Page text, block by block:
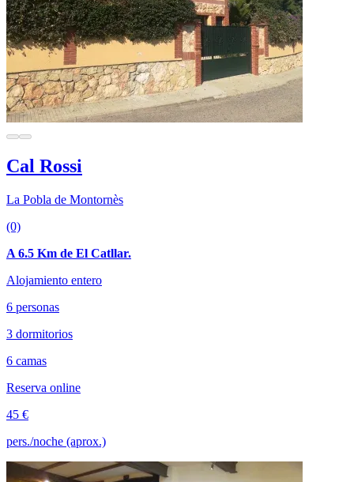
Cal Rossi
La Pobla de Montornès
(0)
A 6.5 Km de El Catllar.
Alojamiento entero
6 personas
3 dormitorios
6 camas
Reserva online
45 €
pers./noche (aprox.)